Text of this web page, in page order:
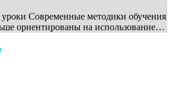
Современные методики обучения
ориентированы на использование…